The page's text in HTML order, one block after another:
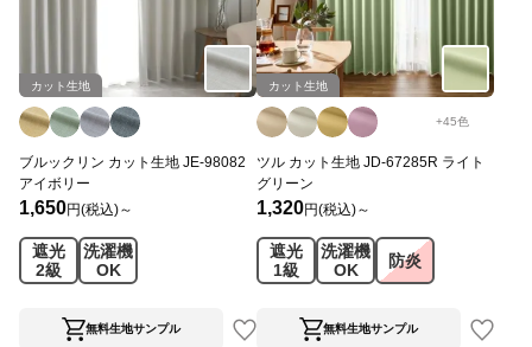
カット生地
ブルックリン カット生地 JE-98082
アイボリー
1,650円(税込)～
遮光
2級
洗濯機
OK
無料生地サンプル
カット生地
+45色
ツル カット生地 JD-67285R ライト
グリーン
1,320円(税込)～
遮光
1級
洗濯機
OK
防炎
無料生地サンプル